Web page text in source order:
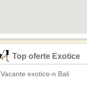
Top oferte Exotice
Vacante exotice-n Bali